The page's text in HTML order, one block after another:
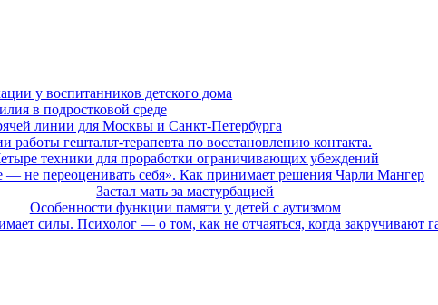
у воспитанников детского дома
в подростковой среде
линии для Москвы и Санкт-Петербурга
гештальт-терапевта по восстановлению контакта.
техники для проработки ограничивающих убеждений
— не переоценивать себя». Как принимает решения Чарли Мангер
Застал мать за мастурбацией
Особенности функции памяти у детей с аутизмом
силы. Психолог — о том, как не отчаяться, когда закручивают